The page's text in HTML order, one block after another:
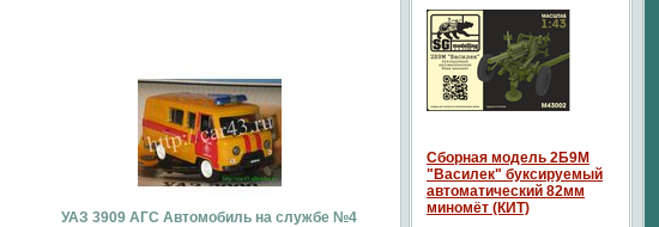
УАЗ 3909 АГС Автомобиль на службе №4
Сборная модель 2Б9М
"Василек" буксируемый
автоматический 82мм
миномёт (КИТ)